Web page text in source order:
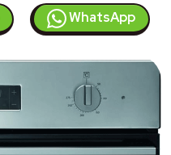
WhatsApp